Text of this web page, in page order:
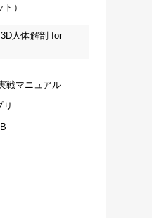
）
人体解剖 for
戦マニュアル
リ